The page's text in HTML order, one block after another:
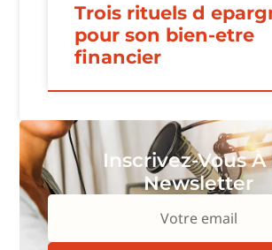
Trois rituels d
pour son bien-etre
financier
Inscrivez-Vous À
Newsletter
Votre email